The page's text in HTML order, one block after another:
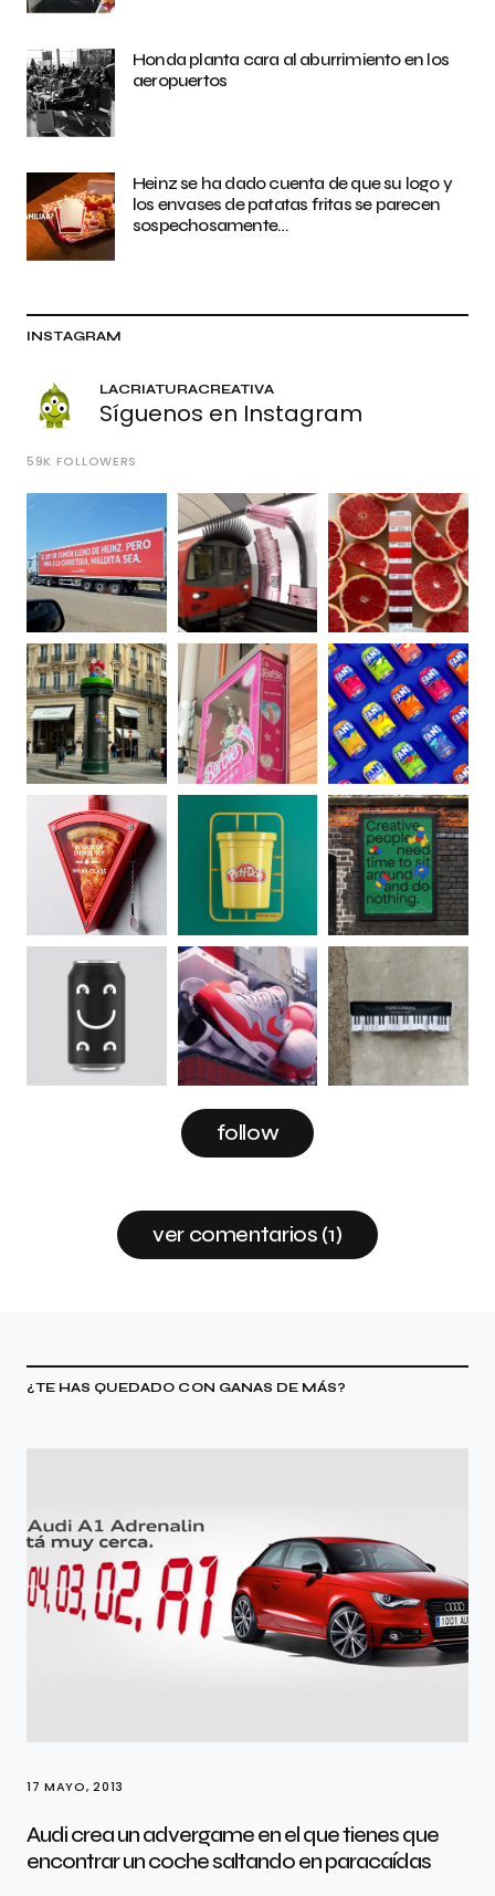
Honda planta cara al aburrimiento en los
aeropuertos
Heinz se ha dado cuenta de que su logo y
los envases de patatas fritas se parecen
sospechosamente…
INSTAGRAM
LACRIATURACREATIVA
Síguenos en Instagram
59K FOLLOWERS
follow
ver comentarios (1)
¿TE HAS QUEDADO CON GANAS DE MÁS?
17 MAYO, 2013
Audi crea un advergame en el que tienes que
encontrar un coche saltando en paracaídas